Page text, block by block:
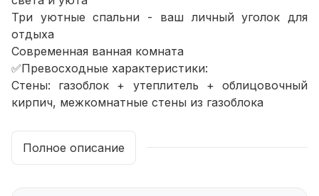
Три уютные спальни - ваш личный уголок для
отдыха
Современная ванная комната
✅Превосходные характеристики:
Стены: газоблок + утеплитель + облицовочный
кирпич, межкомнатные стены из газоблока
буроналивными сваями глубиной 2,5 метра и
шагом 1,75.
✅Дополнительные преимущества:
Полное описание